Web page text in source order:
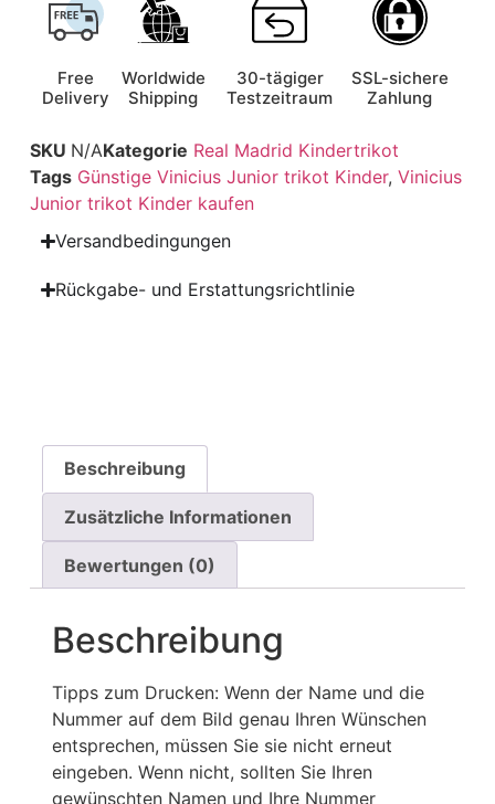
Free
Delivery
Worldwide
Shipping
30-tägiger
Testzeitraum
SSL-sichere
Zahlung
SKU N/AKategorie Real Madrid Kindertrikot
Tags Günstige Vinicius Junior trikot Kinder, Vinicius
Junior trikot Kinder kaufen
Versandbedingungen
Rückgabe- und Erstattungsrichtlinie
Beschreibung
Zusätzliche Informationen
Bewertungen (0)
Beschreibung
Tipps zum Drucken: Wenn der Name und die
Nummer auf dem Bild genau Ihren Wünschen
entsprechen, müssen Sie sie nicht erneut
eingeben. Wenn nicht, sollten Sie Ihren
gewünschten Namen und Ihre Nummer